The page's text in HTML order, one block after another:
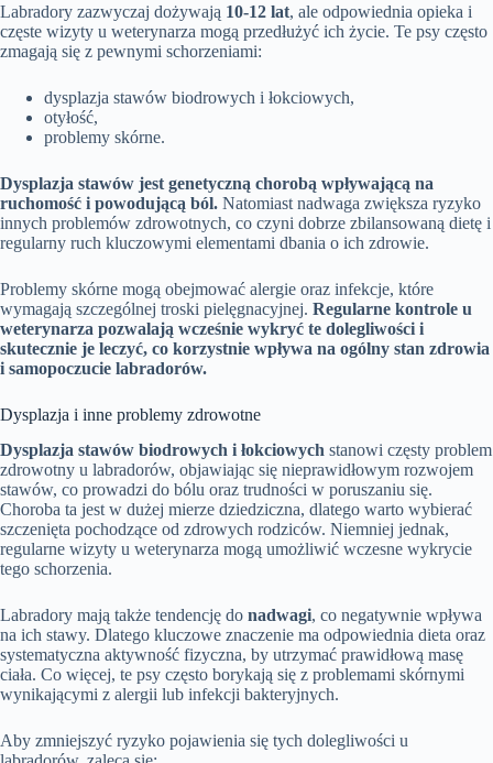
Labradory zazwyczaj dożywają 10-12 lat, ale odpowiednia opieka i
częste wizyty u weterynarza mogą przedłużyć ich życie. Te psy często
zmagają się z pewnymi schorzeniami:
dysplazja stawów biodrowych i łokciowych,
otyłość,
problemy skórne.
Dysplazja stawów jest genetyczną chorobą wpływającą na
ruchomość i powodującą ból. Natomiast nadwaga zwiększa ryzyko
innych problemów zdrowotnych, co czyni dobrze zbilansowaną dietę i
regularny ruch kluczowymi elementami dbania o ich zdrowie.
Problemy skórne mogą obejmować alergie oraz infekcje, które
wymagają szczególnej troski pielęgnacyjnej. Regularne kontrole u
weterynarza pozwalają wcześnie wykryć te dolegliwości i
skutecznie je leczyć, co korzystnie wpływa na ogólny stan zdrowia
i samopoczucie labradorów.
Dysplazja i inne problemy zdrowotne
Dysplazja stawów biodrowych i łokciowych stanowi częsty problem
zdrowotny u labradorów, objawiając się nieprawidłowym rozwojem
stawów, co prowadzi do bólu oraz trudności w poruszaniu się.
Choroba ta jest w dużej mierze dziedziczna, dlatego warto wybierać
szczenięta pochodzące od zdrowych rodziców. Niemniej jednak,
regularne wizyty u weterynarza mogą umożliwić wczesne wykrycie
tego schorzenia.
Labradory mają także tendencję do nadwagi, co negatywnie wpływa
na ich stawy. Dlatego kluczowe znaczenie ma odpowiednia dieta oraz
systematyczna aktywność fizyczna, by utrzymać prawidłową masę
ciała. Co więcej, te psy często borykają się z problemami skórnymi
wynikającymi z alergii lub infekcji bakteryjnych.
Aby zmniejszyć ryzyko pojawienia się tych dolegliwości u